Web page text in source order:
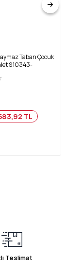
Taban Çocuk
S10343-
TL
Teslimat